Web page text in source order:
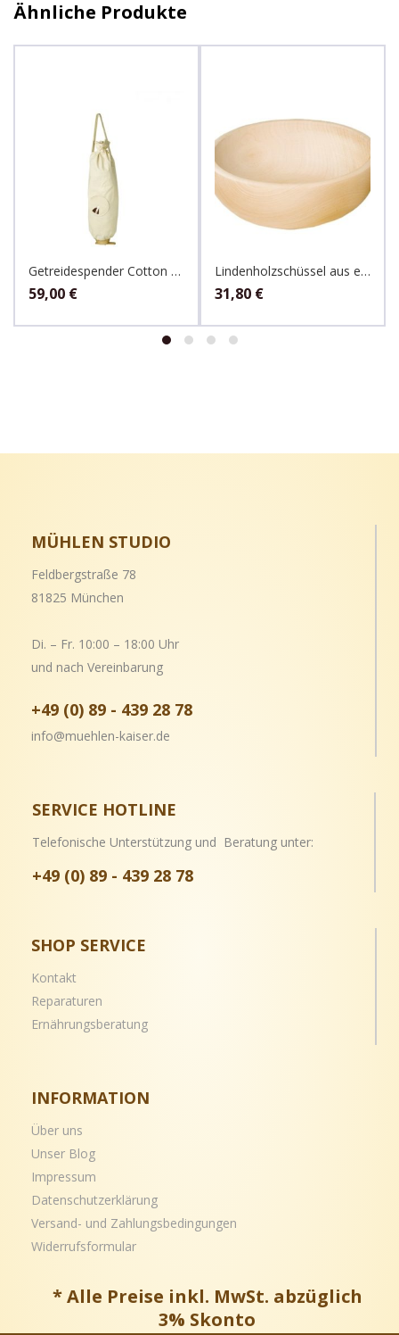
Ähnliche Produkte
Getreidespender Cotton 25 kg Sack
59,00 €
Lindenholzschüssel aus einem Stück 20cm
31,80 €
MÜHLEN STUDIO
Feldbergstraße 78
81825 München
Di. – Fr. 10:00 – 18:00 Uhr
und nach Vereinbarung
+49 (0) 89 - 439 28 78
info@muehlen-kaiser.de
SERVICE HOTLINE
Telefonische Unterstützung und Beratung unter:
+49 (0) 89 - 439 28 78
SHOP SERVICE
Kontakt
Reparaturen
Ernährungsberatung
INFORMATION
Über uns
Unser Blog
Impressum
Datenschutzerklärung
Versand- und Zahlungsbedingungen
Widerrufsformular
* Alle Preise inkl. MwSt. abzüglich
3% Skonto